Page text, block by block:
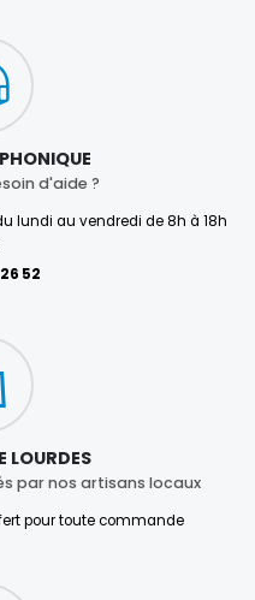
d'aide ?
lundi au vendredi de 8h à 18h
52
LOURDES
par nos artisans locaux
pour toute commande